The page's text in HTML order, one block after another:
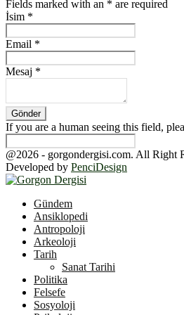
Fields marked with an * are required
İsim *
Email *
Mesaj *
If you are a human seeing this field,
@2026 - gorgondergisi.com. All Right
Developed by PenciDesign
Gündem
Ansiklopedi
Antropoloji
Arkeoloji
Tarih
Sanat Tarihi
Politika
Felsefe
Sosyoloji